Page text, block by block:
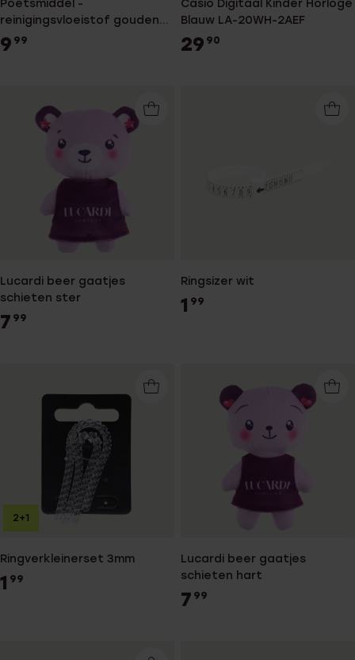
Poetsmiddel -
reinigingsvloeistof gouden
sieraden
9 99
Casio Digitaal Kinder Horloge
Blauw LA-20WH-2AEF
29 90
Lucardi beer gaatjes
schieten ster
7 99
Ringsizer wit
1 99
Ringverkleinerset 3mm
1 99
2+1
Lucardi beer gaatjes
schieten hart
7 99